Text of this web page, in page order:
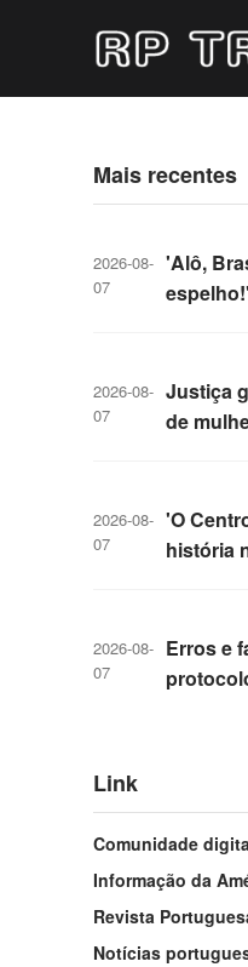
Mais recentes
2026-08-
07
'Alô,
da
2026-08-
07
Justiça
de
2026-08-
07
'O
história
2026-08-
07
Erros e
Link
Comunidade
Informação da
Revista
Notícias